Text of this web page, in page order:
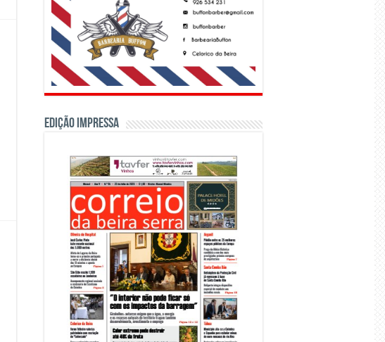
Edição Impressa